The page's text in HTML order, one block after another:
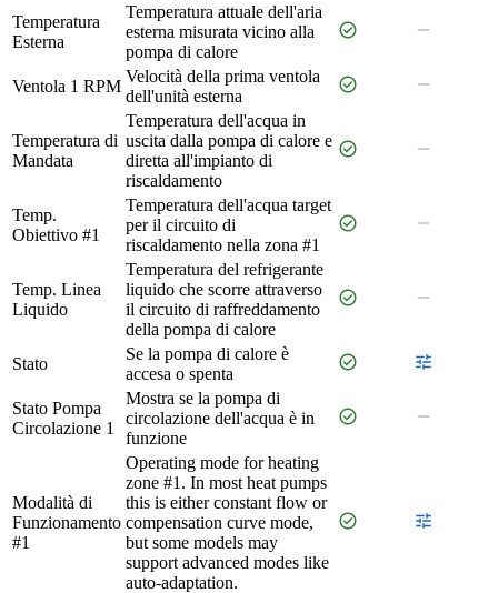
Temperatura
Esterna
Temperatura attuale dell'aria
esterna misurata vicino alla
pompa di calore
check_circle remove
Ventola 1 RPM
Velocità della prima ventola
dell'unità esterna
check_circle remove
Temperatura di
Mandata
Temperatura dell'acqua in
uscita dalla pompa di calore e
diretta all'impianto di
riscaldamento
check_circle remove
Temp.
Obiettivo #1
Temperatura dell'acqua target
per il circuito di
riscaldamento nella zona #1
check_circle remove
Temp. Linea
Liquido
Temperatura del refrigerante
liquido che scorre attraverso
il circuito di raffreddamento
della pompa di calore
check_circle remove
Stato
Se la pompa di calore è
accesa o spenta
check_circle tune
Stato Pompa
Circolazione 1
Mostra se la pompa di
circolazione dell'acqua è in
funzione
check_circle remove
Modalità di
Funzionamento
#1
Operating mode for heating
zone #1. In most heat pumps
this is either constant flow or
compensation curve mode,
but some models may
support advanced modes like
auto-adaptation.
check_circle tune